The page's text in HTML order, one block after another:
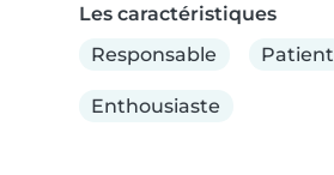
Les caractéristiques
Responsable
Patient
Enthousiaste